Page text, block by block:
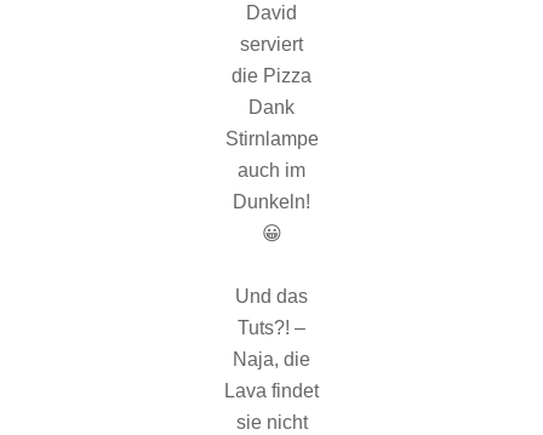
David
serviert
die Pizza
Dank
Stirnlampe
auch im
Dunkeln!
😀
Und das
Tuts?! –
Naja, die
Lava findet
sie nicht